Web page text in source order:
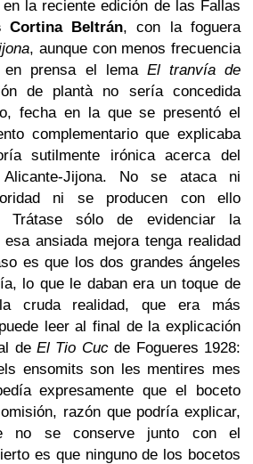
la reciente edición de las Fallas
Cortina Beltrán, con la foguera
, aunque con menos frecuencia
en prensa el lema El tranvía de
de plantà no sería concedida
fecha en la que se presentó el
complementario que explicaba
sutilmente irónica acerca del
Alicante-Jijona. No se ataca ni
ni se producen con ello
Trátase sólo de evidenciar la
ansiada mejora tenga realidad
es que los dos grandes ángeles
lo que le daban era un toque de
cruda realidad, que era más
leer al final de la explicación
de El Tio Cucde Fogueres 1928:
ensomits son les mentires mes
expresamente que el boceto
razón que podría explicar,
no se conserve junto con el
es que ninguno de los bocetos